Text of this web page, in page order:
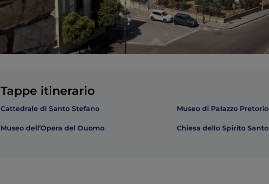
Tappe itinerario
Cattedrale di Santo Stefano
Museo dell’Opera del Duomo
Museo di Palazzo Pretorio
Chiesa dello Spirito Santo